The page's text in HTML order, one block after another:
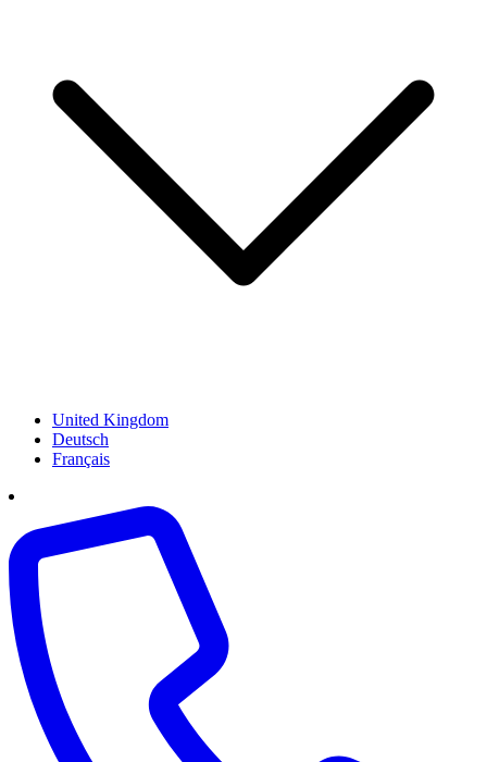
United Kingdom
Deutsch
Français